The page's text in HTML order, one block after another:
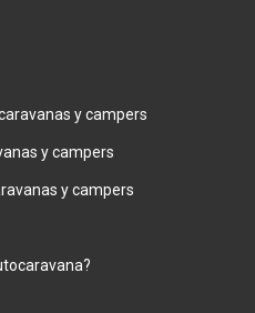
y campers
y campers
y campers